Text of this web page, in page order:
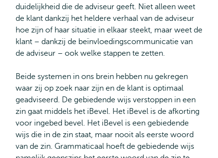
duidelijkheid die de adviseur geeft. Niet alleen weet
de klant dankzij het heldere verhaal van de adviseur
hoe zijn of haar situatie in elkaar steekt, maar weet de
klant – dankzij de beïnvloedingscommunicatie van
de adviseur – ook welke stappen te zetten.
Beide systemen in ons brein hebben nu gekregen
waar zij op zoek naar zijn en de klant is optimaal
geadviseerd. De gebiedende wijs verstoppen in een
zin gaat middels het iBevel. Het iBevel is de afkorting
voor ingebed bevel. Het iBevel is een gebiedende
wijs die in de zin staat, maar nooit als eerste woord
van de zin. Grammaticaal hoeft de gebiedende wijs